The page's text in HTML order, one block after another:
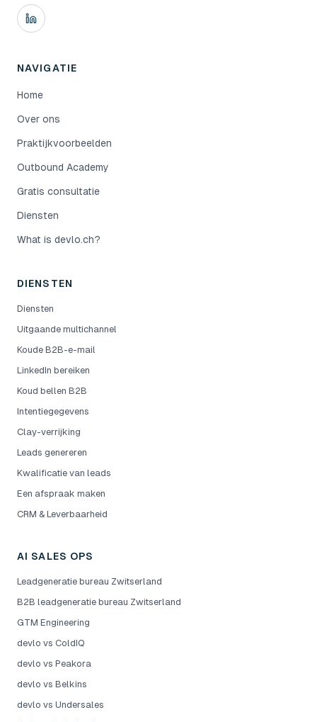
NAVIGATIE
Home
Over ons
Praktijkvoorbeelden
Outbound Academy
Gratis consultatie
Diensten
What is devlo.ch?
DIENSTEN
Diensten
Uitgaande multichannel
Koude B2B-e-mail
LinkedIn bereiken
Koud bellen B2B
Intentiegegevens
Clay-verrijking
Leads genereren
Kwalificatie van leads
Een afspraak maken
CRM & Leverbaarheid
AI SALES OPS
Leadgeneratie bureau Zwitserland
B2B leadgeneratie bureau Zwitserland
GTM Engineering
devlo vs ColdIQ
devlo vs Peakora
devlo vs Belkins
devlo vs Undersales